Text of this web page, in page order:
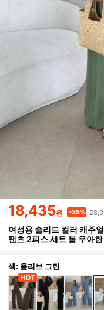
18,435원 -35%
여성용 솔리드 컬러 캐주
팬츠 2피스 세트 봄 우아
색: 올리브 그린